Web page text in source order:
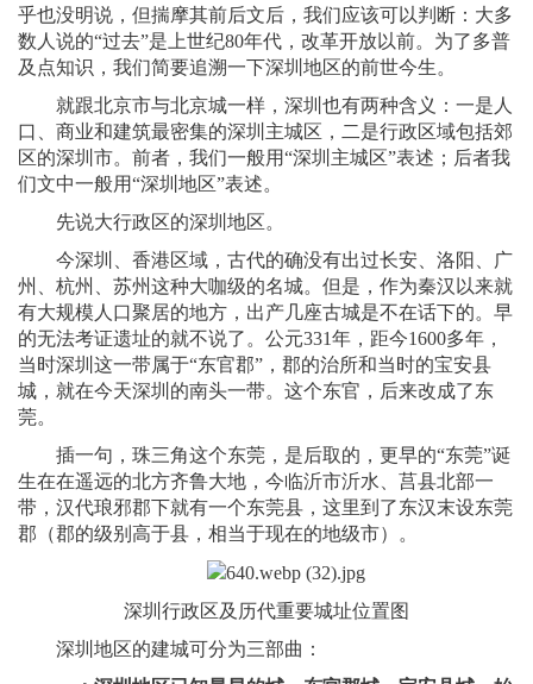
乎也没明说，但揣摩其前后文后，我们应该可以判断：大多
数人说的“过去”是上世纪80年代，改革开放以前。为了多普
及点知识，我们简要追溯一下深圳地区的前世今生。
就跟北京市与北京城一样，深圳也有两种含义：一是人
口、商业和建筑最密集的深圳主城区，二是行政区域包括郊
区的深圳市。前者，我们一般用“深圳主城区”表述；后者我
们文中一般用“深圳地区”表述。
先说大行政区的深圳地区。
今深圳、香港区域，古代的确没有出过长安、洛阳、广
州、杭州、苏州这种大咖级的名城。但是，作为秦汉以来就
有大规模人口聚居的地方，出产几座古城是不在话下的。早
的无法考证遗址的就不说了。公元331年，距今1600多年，
当时深圳这一带属于“东官郡”，郡的治所和当时的宝安县
城，就在今天深圳的南头一带。这个东官，后来改成了东
莞。
插一句，珠三角这个东莞，是后取的，更早的“东莞”诞
生在在遥远的北方齐鲁大地，今临沂市沂水、莒县北部一
带，汉代琅邪郡下就有一个东莞县，这里到了东汉末设东莞
郡（郡的级别高于县，相当于现在的地级市）。
深圳行政区及历代重要城址位置图
深圳地区的建城可分为三部曲：